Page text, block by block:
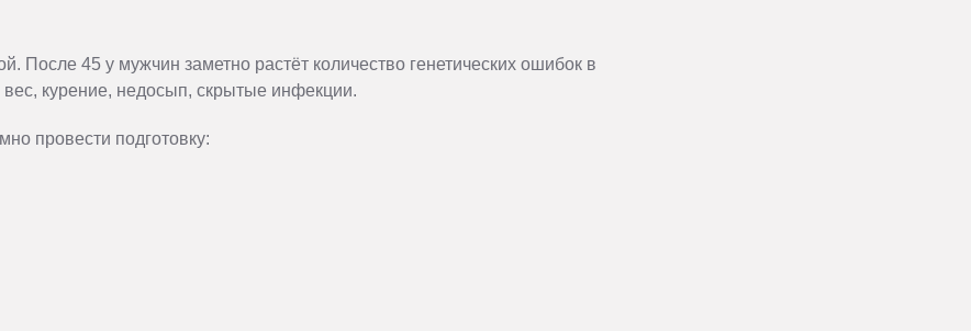
После 45 у мужчин заметно растёт количество генетических ошибок в
курение, недосып, скрытые инфекции.
провести подготовку: